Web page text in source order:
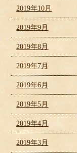
2019年10月
2019年9月
2019年8月
2019年7月
2019年6月
2019年5月
2019年4月
2019年3月